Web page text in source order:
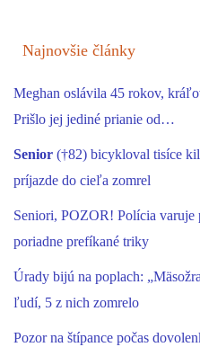
Najnovšie články
Meghan oslávila 45 rokov,
Prišlo jej jediné prianie od…
Senior (†82) bicykloval tisíce
príjazde do cieľa zomrel
Seniori, POZOR! Polícia
poriadne prefíkané triky
Úrady bijú na poplach:
ľudí, 5 z nich zomrelo
Pozor na štípance počas